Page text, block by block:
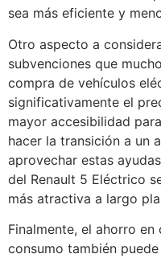
sea más eficiente y
Otro aspecto a
subvenciones que
compra de vehículos
significativamente el
mayor accesibilidad
hacer la transición a un
aprovechar estas
del Renault 5 Eléctrico
más atractiva a largo
Finalmente, el ahorro
consumo también